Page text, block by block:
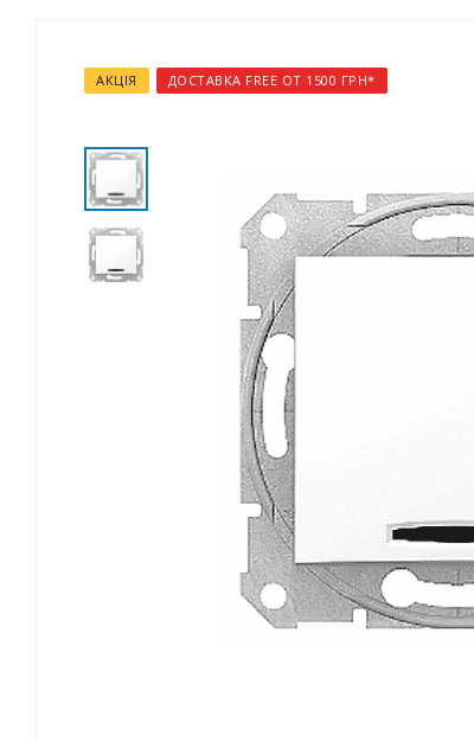
АКЦІЯ ДОСТАВКА FREE ОТ 1500 ГРН*